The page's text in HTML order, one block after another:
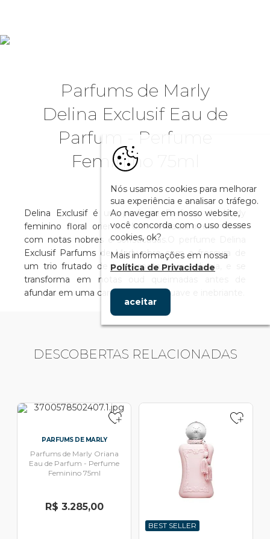
Parfums de Marly
Delina Exclusif Eau de
Parfum - Perfume
Feminino 75ml
Delina Exclusif é um perfume Parfums de Marly
feminino floral oriental. Um verdadeiro elixir floral
com notas nobres e sofisticadas.O perfume Delina
Exclusif Parfums de Marly abre com a frescura de
um trio frutado de bergamota, pera e lichia, e se
transforma em notas oud queimadas antes de
afundar em uma cama de âmbar suave e inebriante.
DESCOBERTAS RELACIONADAS
PARFUMS DE MARLY
Parfums de Marly Oriana
Eau de Parfum - Perfume
Feminino 75ml
R$ 3.285,00
BEST SELLER
Nós usamos cookies para melhorar
sua experiência e analisar o tráfego.
Ao navegar em nosso website,
você concorda com o uso desses
cookies, ok?
Mais informações em nossa
Política de Privacidade
aceitar